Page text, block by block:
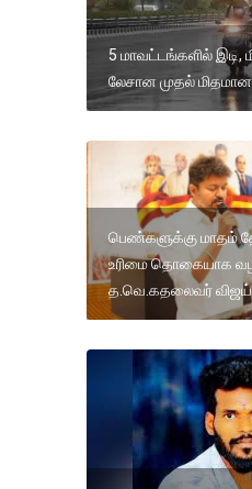
5 மாவட்டங்களில் இடி,
லேசான முதல்
பெண்களுக்கு மாதம்
உரிமை தொகையாக
த.வெ.கதலைவர் விஜய்